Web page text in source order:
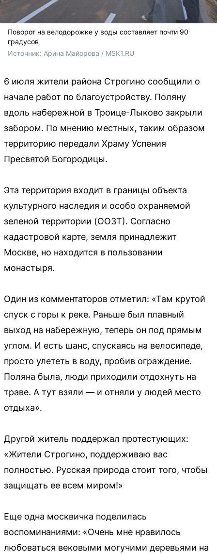
Поворот на велодорожке у воды составляет почти 90
градусов
Источник: Арина Майорова / MSK1.RU
6 июля жители района Строгино сообщили о
начале работ по благоустройству. Поляну
вдоль набережной в Троице-Лыково закрыли
забором. По мнению местных, таким образом
территорию передали Храму Успения
Пресвятой Богородицы.
Эта территория входит в границы объекта
культурного наследия и особо охраняемой
зеленой территории (ООЗТ). Согласно
кадастровой карте, земля принадлежит
Москве, но находится в пользовании
монастыря.
Один из комментаторов отметил: «Там крутой
спуск с горы к реке. Раньше был плавный
выход на набережную, теперь он под прямым
углом. И есть шанс, спускаясь на велосипеде,
просто улететь в воду, пробив ограждение.
Поляна была, люди приходили отдохнуть на
траве. А тут взяли — и отняли у людей место
отдыха».
Другой житель поддержал протестующих:
«Жители Строгино, поддерживаю вас
полностью. Русская природа стоит того, чтобы
защищать ее всем миром!»
Еще одна москвичка поделилась
воспоминаниями: «Очень мне нравилось
любоваться вековыми могучими деревьями на